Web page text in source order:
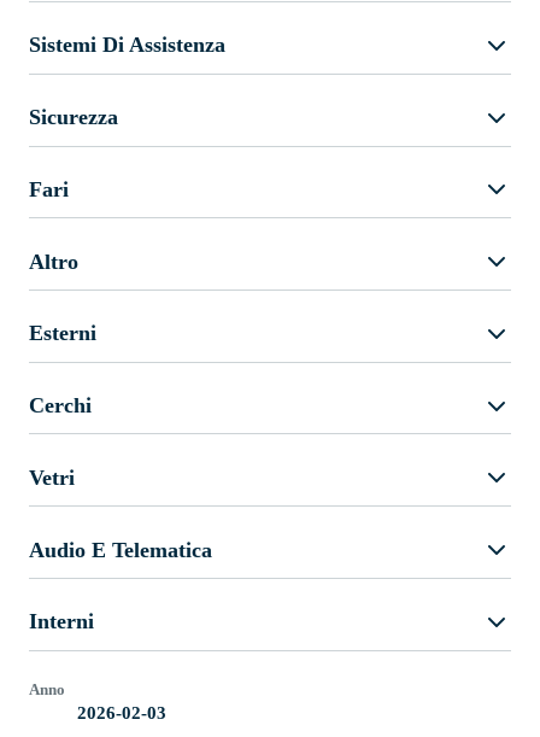
Sistemi Di Assistenza
Sicurezza
Fari
Altro
Esterni
Cerchi
Vetri
Audio E Telematica
Interni
Anno
2026-02-03